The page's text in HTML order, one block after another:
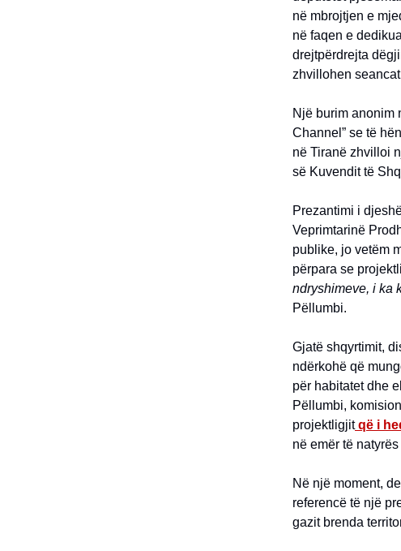
në mbrojtjen e
në faqen e
drejtpërdrejta
zhvillohen
Një burim anonim
Channel” se të
në Tiranë zhvilloi
së Kuvendit të
Prezantimi i
Veprimtarinë
publike, jo vetëm
përpara se
ndryshimeve, i ka
Pëllumbi.
Gjatë shqyrtimit,
ndërkohë që
për habitatet dhe
Pëllumbi,
projektligjit që i
në emër të
Në një moment,
referencë të një
gazit brenda